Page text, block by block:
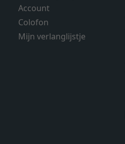
Account
Colofon
Mijn verlanglijstje